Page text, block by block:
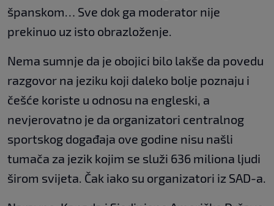
španskom… Sve dok ga moderator nije
prekinuo uz isto obrazloženje.
Nema sumnje da je obojici bilo lakše da povedu
razgovor na jeziku koji daleko bolje poznaju i
češće koriste u odnosu na engleski, a
nevjerovatno je da organizatori centralnog
sportskog događaja ove godine nisu našli
tumača za jezik kojim se služi 636 miliona ljudi
širom svijeta. Čak iako su organizatori iz SAD-a.